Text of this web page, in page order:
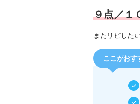
９点／１
またリピした
ここがおす